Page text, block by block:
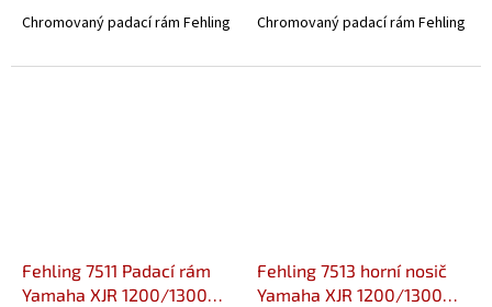
Chromovaný padací rám Fehling Chromovaný padací rám Fehling
Fehling 7511 Padací rám
Yamaha XJR 1200/1300
Fehling 7513 horní nosič
Yamaha XJR 1200/1300